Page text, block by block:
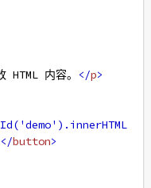
内容。 </p>
</button>